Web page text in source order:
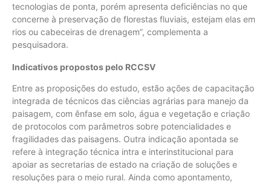
tecnologias de ponta, porém apresenta deficiências no que
concerne à preservação de florestas fluviais, estejam elas em
rios ou cabeceiras de drenagem”, complementa a
pesquisadora.
Indicativos propostos pelo RCCSV
Entre as proposições do estudo, estão ações de capacitação
integrada de técnicos das ciências agrárias para manejo da
paisagem, com ênfase em solo, água e vegetação e criação
de protocolos com parâmetros sobre potencialidades e
fragilidades das paisagens. Outra indicação apontada se
refere à integração técnica intra e interinstitucional para
apoiar as secretarias de estado na criação de soluções e
resoluções para o meio rural. Ainda como apontamento,